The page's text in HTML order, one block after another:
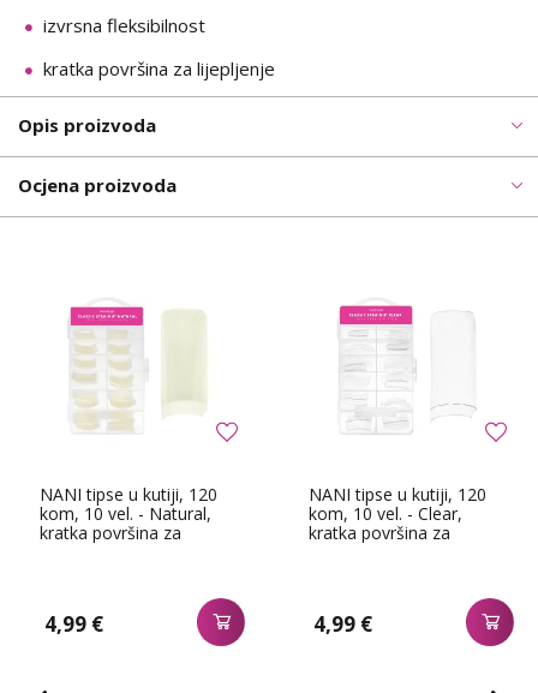
izvrsna fleksibilnost
kratka površina za lijepljenje
Opis proizvoda
Ocjena proizvoda
NANI tipse u kutiji, 120
kom, 10 vel. - Natural,
kratka površina za
4,99 €
NANI tipse u kutiji, 120
kom, 10 vel. - Clear,
kratka površina za
4,99 €